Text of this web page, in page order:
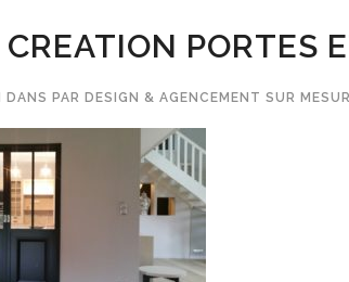
CREATION PORTES
DANS PAR DESIGN & AGENCEMENT SUR